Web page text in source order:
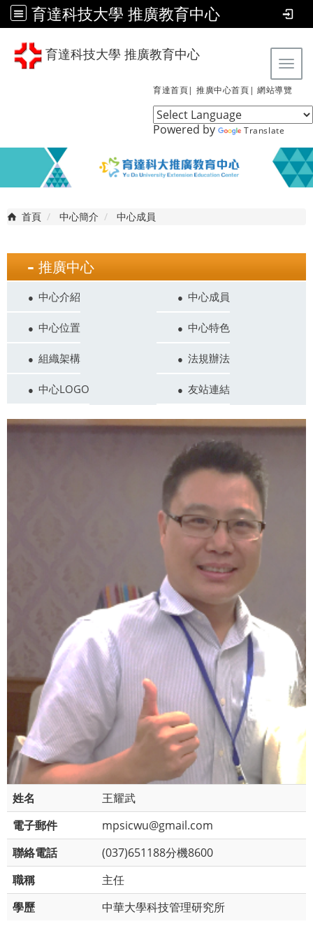
育達科技大學 推廣教育中心
育達科技大學 推廣教育中心
育達首頁| 推廣中心首頁| 網站導覽
Powered by Translate
首頁 中心簡介 中心成員
推廣中心
中心介紹 中心成員
中心位置 中心特色
組織架構 法規辦法
中心LOGO 友站連結
姓名
王耀武
電子郵件
mpsicwu@gmail.com
聯絡電話
(037)651188分機8600
職稱
主任
學歷
中華大學科技管理研究所